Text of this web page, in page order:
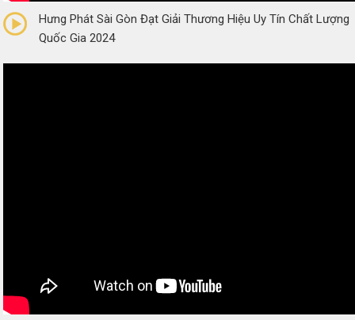
Hưng Phát Sài Gòn Đạt Giải Thương Hiệu Uy Tín Chất Lượng
Quốc Gia 2024
(0 Reviews)